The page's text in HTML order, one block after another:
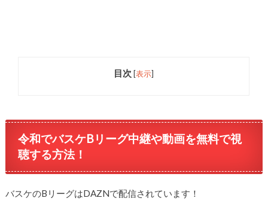
目次 [表示]
令和でバスケBリーグ中継や動画を無料で視
聴する方法！
バスケのBリーグはDAZNで配信されています！